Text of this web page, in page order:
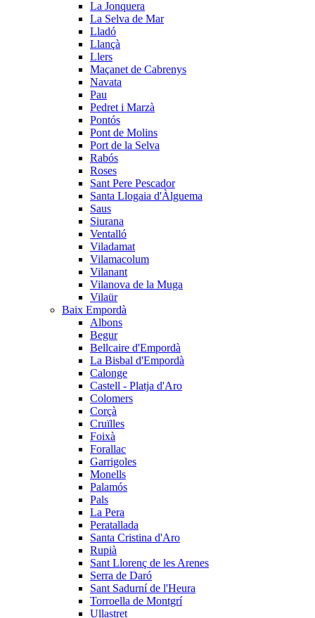
La Jonquera
La Selva de Mar
Lladó
Llançà
Llers
Maçanet de Cabrenys
Navata
Pau
Pedret i Marzà
Pontós
Pont de Molins
Port de la Selva
Rabós
Roses
Sant Pere Pescador
Santa Llogaia d'Àlguema
Saus
Siurana
Ventalló
Viladamat
Vilamacolum
Vilanant
Vilanova de la Muga
Vilaür
Baix Empordà
Albons
Begur
Bellcaire d'Empordà
La Bisbal d'Empordà
Calonge
Castell - Platja d'Aro
Colomers
Corçà
Cruïlles
Foixà
Forallac
Garrigoles
Monells
Palamós
Pals
La Pera
Peratallada
Santa Cristina d'Aro
Rupià
Sant Llorenç de les Arenes
Serra de Daró
Sant Sadurní de l'Heura
Torroella de Montgrí
Ullastret